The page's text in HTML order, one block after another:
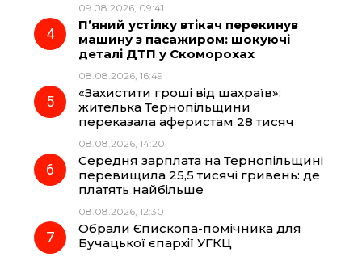
09.08.2026, 09:41
П’яний устілку втікач перекинув
машину з пасажиром: шокуючі
деталі ДТП у Скоморохах
08.08.2026, 16:49
«Захистити гроші від шахраїв»:
жителька Тернопільщини
переказала аферистам 28 тисяч
08.08.2026, 14:20
Середня зарплата на Тернопільщині
перевищила 25,5 тисячі гривень: де
платять найбільше
08.08.2026, 12:30
Обрали Єпископа-помічника для
Бучацької єпархії УГКЦ